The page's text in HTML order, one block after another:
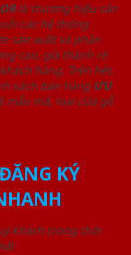
là thương hiệu sản
các hệ thống
sản xuất và phân
cao, giá thành rẻ
hàng. Trên hết,
sách bán hàng ƯU
mẫu mã, loại cửa gỗ
KÝ
khách trong thời